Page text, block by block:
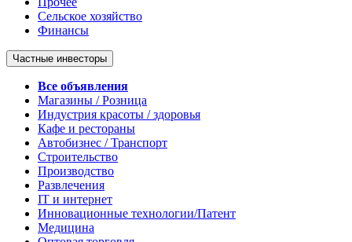
Сельское хозяйство
Финансы
Частные инвесторы
Все объявления
Магазины / Розница
Индустрия красоты / здоровья
Кафе и рестораны
Автобизнес / Транспорт
Строительство
Производство
Развлечения
IT и интернет
Инновационные технологии/Патент
Медицина